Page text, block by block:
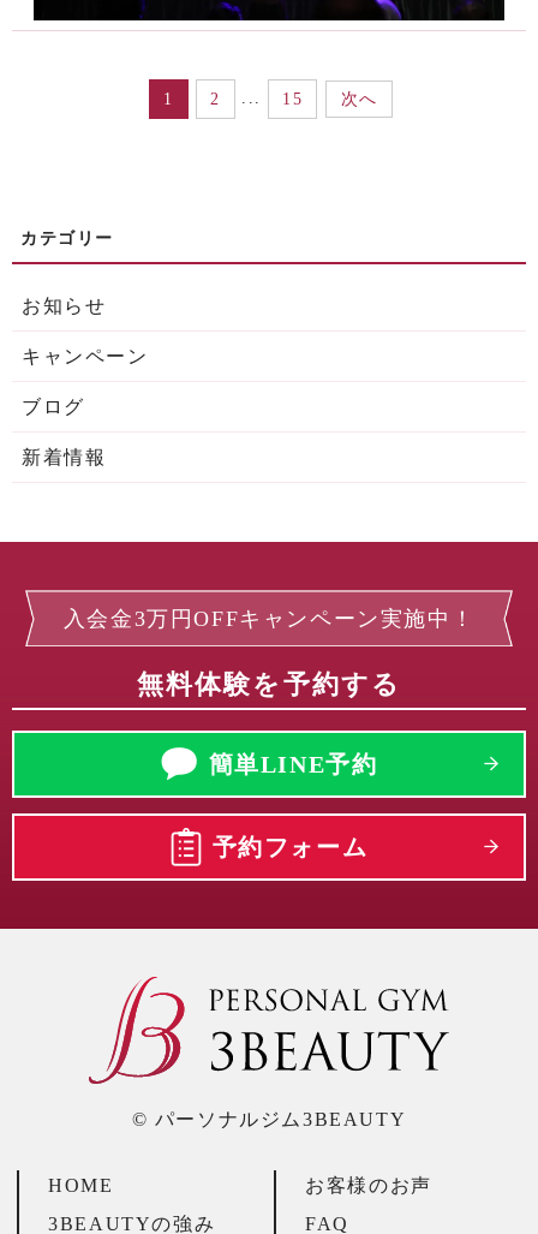
1 2 15 次へ
お知らせ
キャンペーン
ブログ
新着情報
入会金3万円OFFキャンペーン実施中！
無料体験を予約する
簡単LINE予約
予約フォーム
© パーソナルジム3BEAUTY
HOME
3BEAUTYの強み
お客様のお声
FAQ